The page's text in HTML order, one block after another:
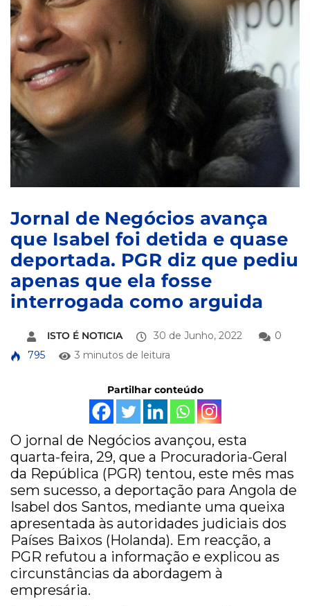
Jornal de Negócios avança
que Isabel foi detida e quase
deportada. PGR diz que pediu
apenas que ela fosse
interrogada como arguida
ISTO É NOTICIA 30 de Junho, 2022
0
795
3 minutos de leitura
Partilhar conteúdo
O jornal de Negócios avançou, esta
quarta-feira, 29, que a Procuradoria-Geral
da República (PGR) tentou, este mês mas
sem sucesso, a deportação para Angola de
Isabel dos Santos, mediante uma queixa
apresentada às autoridades judiciais dos
Países Baixos (Holanda). Em reacção, a
PGR refutou a informação e explicou as
circunstâncias da abordagem à
empresária.